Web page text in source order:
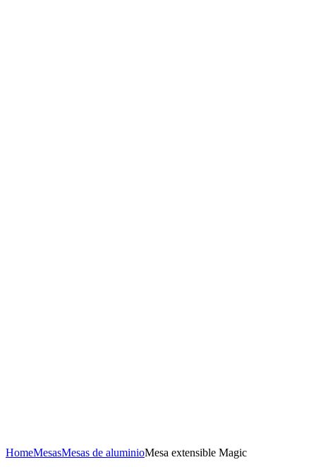
HomeMesasMesas de aluminioMesa extensible Magic